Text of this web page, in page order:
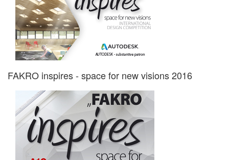
FAKRO inspires - space for new visions 2016